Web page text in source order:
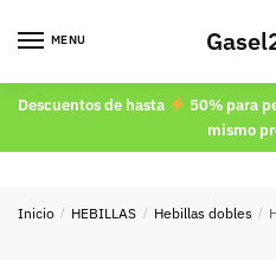
MENU
Descuentos de hasta
50% para
mismo
Inicio / HEBILLAS / Hebillas dobles /